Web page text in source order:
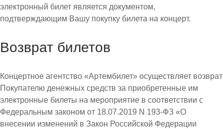
электронный билет является документом,
подтверждающим Вашу покупку билета на концерт.
Возврат билетов
Концертное агентство «Артембилет» осуществляет возврат
Покупателю денежных средств за приобретенные им
электронные билеты на мероприятие в соответствии с
Федеральным законом от 18.07.2019 N 193-ФЗ «О
внесении изменений в Закон Российской Федерации